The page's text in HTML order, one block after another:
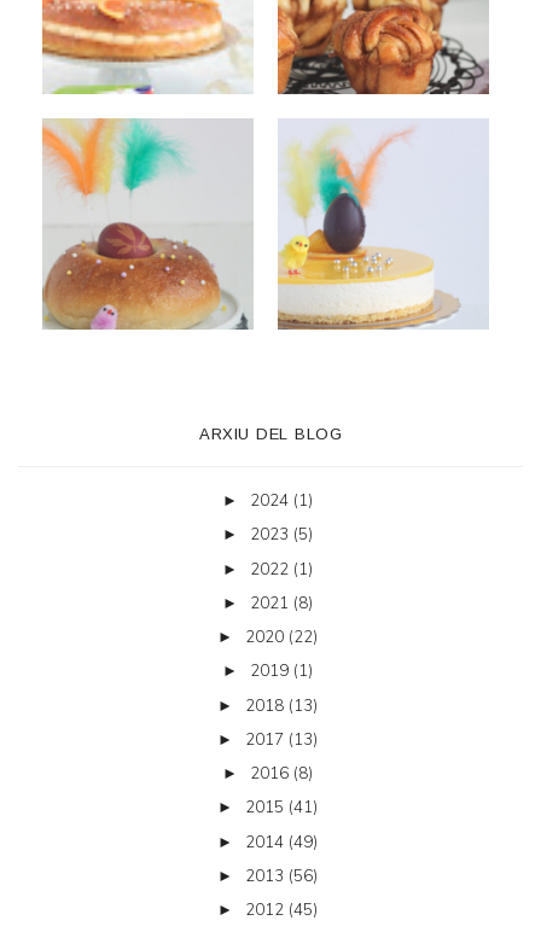
ARXIU DEL BLOG
► 2024 (1)
► 2023 (5)
► 2022 (1)
► 2021 (8)
► 2020 (22)
► 2019 (1)
► 2018 (13)
► 2017 (13)
► 2016 (8)
► 2015 (41)
► 2014 (49)
► 2013 (56)
► 2012 (45)